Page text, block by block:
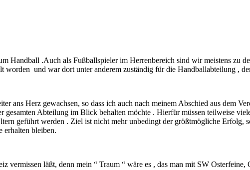
Handball .Auch als Fußballspieler im Herrenbereich sind wir meistens zu
worden und war dort unter anderem zuständig für die Handballabteilung ,
ans Herz gewachsen, so dass ich auch nach meinem Abschied aus dem
gesamten Abteilung im Blick behalten möchte . Hierfür müssen teilweise
geführt werden . Ziel ist nicht mehr unbedingt der größtmögliche Erfolg,
erhalten bleiben.
vermissen läßt, denn mein “ Traum “ wäre es , das man mit SW